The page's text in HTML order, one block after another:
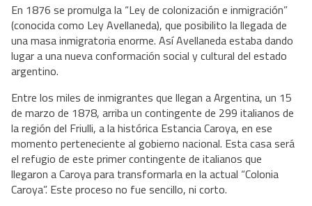
En 1876 se promulga la “Ley de colonización e inmigración”
(conocida como Ley Avellaneda), que posibilito la llegada de
una masa inmigratoria enorme. Así Avellaneda estaba dando
lugar a una nueva conformación social y cultural del estado
argentino.
Entre los miles de inmigrantes que llegan a Argentina, un 15
de marzo de 1878, arriba un contingente de 299 italianos de
la región del Friulli, a la histórica Estancia Caroya, en ese
momento perteneciente al gobierno nacional. Esta casa será
el refugio de este primer contingente de italianos que
llegaron a Caroya para transformarla en la actual “Colonia
Caroya”. Este proceso no fue sencillo, ni corto.